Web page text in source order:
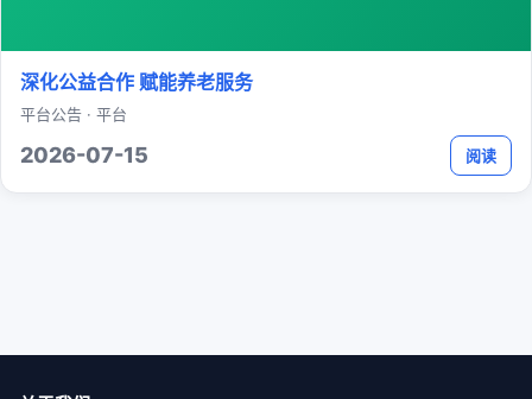
深化公益合作 赋能养老服务
平台公告 · 平台
2026-07-15 阅读